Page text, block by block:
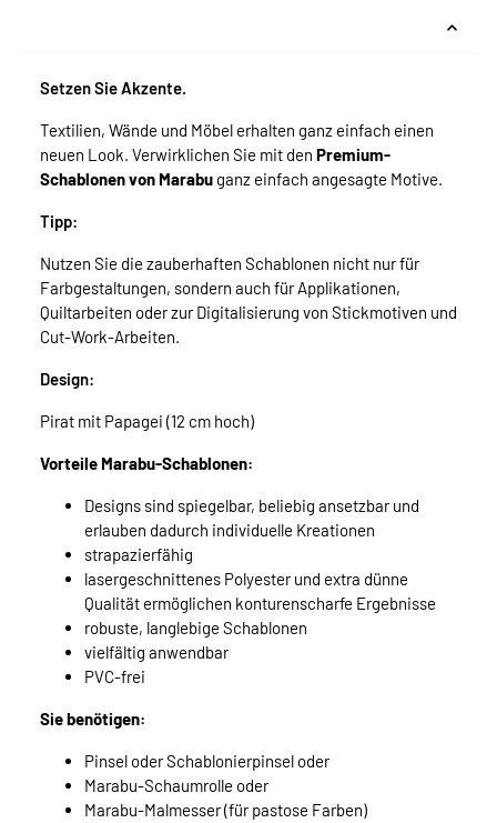
Setzen Sie Akzente.
Textilien, Wände und Möbel erhalten ganz einfach einen
neuen Look. Verwirklichen Sie mit den Premium-
Schablonen von Marabu ganz einfach angesagte Motive.
Tipp:
Nutzen Sie die zauberhaften Schablonen nicht nur für
Farbgestaltungen, sondern auch für Applikationen,
Quiltarbeiten oder zur Digitalisierung von Stickmotiven und
Cut-Work-Arbeiten.
Design:
Pirat mit Papagei (12 cm hoch)
Vorteile Marabu-Schablonen:
Designs sind spiegelbar, beliebig ansetzbar und
erlauben dadurch individuelle Kreationen
strapazierfähig
lasergeschnittenes Polyester und extra dünne
Qualität ermöglichen konturenscharfe Ergebnisse
robuste, langlebige Schablonen
vielfältig anwendbar
PVC-frei
Sie benötigen:
Pinsel oder Schablonierpinsel oder
Marabu-Schaumrolle oder
Marabu-Malmesser (für pastose Farben)